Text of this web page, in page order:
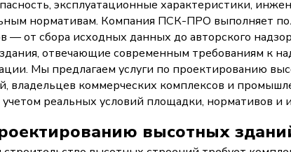
эксплуатационные характеристики,
нормативам. Компания ПСК-ПРО выполняет
— от сбора исходных данных до авторского
отвечающие современным требованиям к
Мы предлагаем услуги по проектированию
владельцев коммерческих комплексов и
учетом реальных условий площадки, нормативов и
высотных